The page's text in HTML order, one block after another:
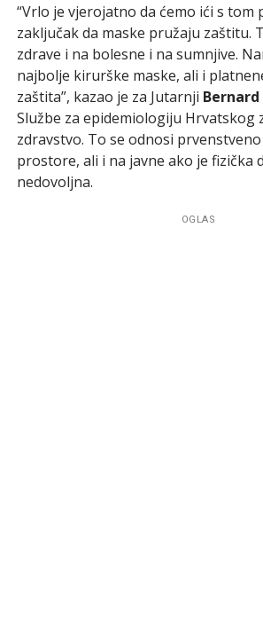
“Vrlo je vjerojatno da ćemo ići s
zaključak da maske pružaju zaštitu.
zdrave i na bolesne i na sumnjive.
najbolje kirurške maske, ali i
zaštita”, kazao je za Jutarnji Bernard
Službe za epidemiologiju Hrvatskog
zdravstvo. To se odnosi
prostore, ali i na javne ako je fizička
nedovoljna.
OGLAS